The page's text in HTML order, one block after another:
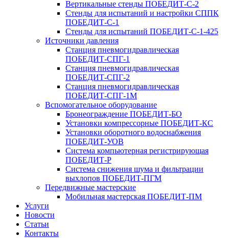
Вертикальные стенды ПОБЕДИТ‑С‑2
Стенды для испытаний и настройки СППК
ПОБЕДИТ‑С‑1
Стенды для испытаний ПОБЕДИТ‑С‑1‑425
Источники давления
Станция пневмогидравлическая
ПОБЕДИТ‑СПГ‑1
Станция пневмогидравлическая
ПОБЕДИТ‑СПГ‑2
Станция пневмогидравлическая
ПОБЕДИТ‑СПГ‑1М
Вспомогательное оборудование
Бронеограждение ПОБЕДИТ‑БО
Установки компрессорные ПОБЕДИТ‑КС
Установки оборотного водоснабжения
ПОБЕДИТ‑УОВ
Система компьютерная регистрирующая
ПОБЕДИТ-Р
Система снижения шума и фильтрации
выхлопов ПОБЕДИТ-ПГМ
Передвижные мастерские
Мобильная мастерская ПОБЕДИТ‑ПМ
Услуги
Новости
Статьи
Контакты